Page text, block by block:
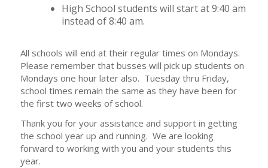
High School students will start at 9:40 am
instead of 8:40 am.
All schools will end at their regular times on Mondays.
Please remember that busses will pick up students on
Mondays one hour later also. Tuesday thru Friday,
school times remain the same as they have been for
the first two weeks of school.
Thank you for your assistance and support in getting
the school year up and running. We are looking
forward to working with you and your students this
year.